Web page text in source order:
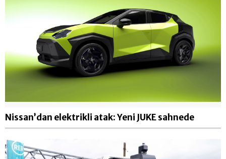
Nissan’dan elektrikli atak: Yeni JUKE sahnede